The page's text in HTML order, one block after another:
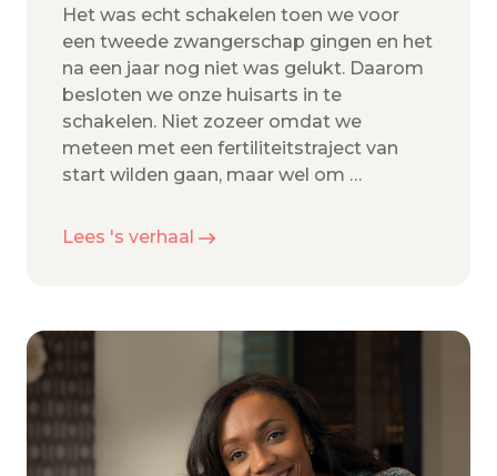
Het was echt schakelen toen we voor
een tweede zwangerschap gingen en het
na een jaar nog niet was gelukt. Daarom
besloten we onze huisarts in te
schakelen. Niet zozeer omdat we
meteen met een fertiliteitstraject van
start wilden gaan, maar wel om …
Lees 's verhaal